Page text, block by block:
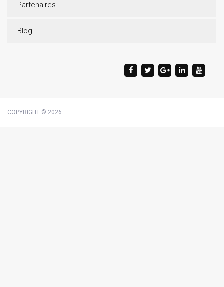
Partenaires
Blog
COPYRIGHT © 2026